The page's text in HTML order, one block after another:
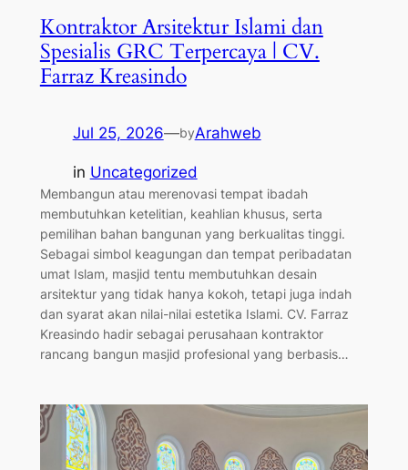
Kontraktor Arsitektur Islami dan
Spesialis GRC Terpercaya | CV.
Farraz Kreasindo
Jul 25, 2026—byArahweb
in Uncategorized
Membangun atau merenovasi tempat ibadah
membutuhkan ketelitian, keahlian khusus, serta
pemilihan bahan bangunan yang berkualitas tinggi.
Sebagai simbol keagungan dan tempat peribadatan
umat Islam, masjid tentu membutuhkan desain
arsitektur yang tidak hanya kokoh, tetapi juga indah
dan syarat akan nilai-nilai estetika Islami. CV. Farraz
Kreasindo hadir sebagai perusahaan kontraktor
rancang bangun masjid profesional yang berbasis…